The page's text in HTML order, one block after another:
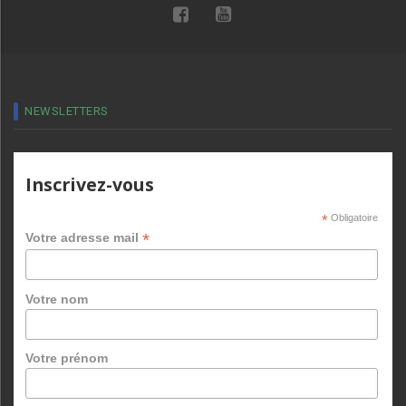
NEWSLETTERS
Inscrivez-vous
*Obligatoire
Votre adresse mail *
Votre nom
Votre prénom